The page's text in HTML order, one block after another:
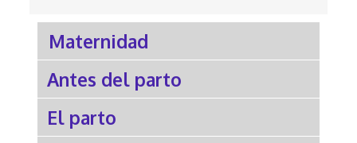
Maternidad
Antes del parto
El parto